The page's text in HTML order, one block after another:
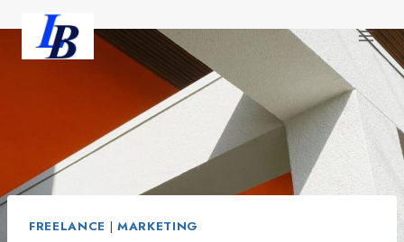
content
FREELANCE | MARKETING